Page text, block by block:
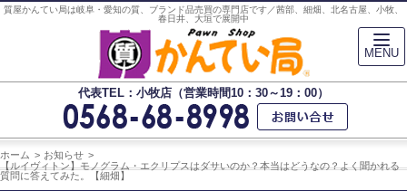
質屋かんてい局は岐阜・愛知の質、ブランド品売買の専門店です／茜部、細畑、北名古屋、小牧、
春日井、大垣で展開中
代表TEL：小牧店（営業時間10：30～19：00）
ホーム
お知らせ
【ルイヴィトン】モノグラム・エクリプスはダサいのか？本当はどうなの？よく聞かれる
質問に答えてみた。【細畑】
MENU